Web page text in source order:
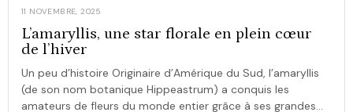
11 NOVEMBRE, 2025
L’amaryllis, une star florale en plein cœur
de l’hiver
Un peu d’histoire Originaire d’Amérique du Sud, l’amaryllis
(de son nom botanique Hippeastrum) a conquis les
amateurs de fleurs du monde entier grâce à ses grandes